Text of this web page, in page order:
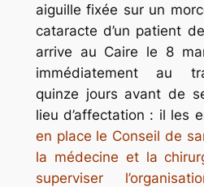
aiguille fixée sur un
cataracte d’un patient
arrive au Caire le 8
immédiatement au
quinze jours avant de
lieu d’affectation : il les
en place le Conseil de
la médecine et la
superviser